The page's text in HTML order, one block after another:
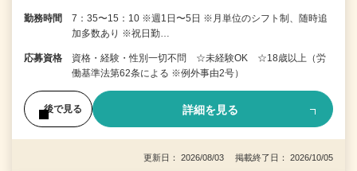
勤務時間
7：35〜15：10 ※週1日〜5日 ※月単位のシフト制、随時追
加多数あり ※祝日勤…
応募資格
資格・経験・性別一切不問 ☆未経験OK ☆18歳以上（労
働基準法第62条による ※例外事由2号）
後で見る 詳細を見る
更新日： 2026/08/03 掲載終了日： 2026/10/05